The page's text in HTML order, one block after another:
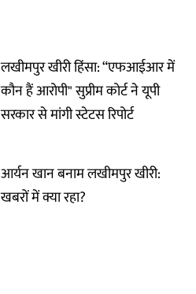
लखीमपुर खीरी हिंसा: “एफआईआर में
कौन हैं आरोपी" सुप्रीम कोर्ट ने यूपी
सरकार से मांगी स्टेटस रिपोर्ट
आर्यन खान बनाम लखीमपुर खीरी:
खबरों में क्या रहा?